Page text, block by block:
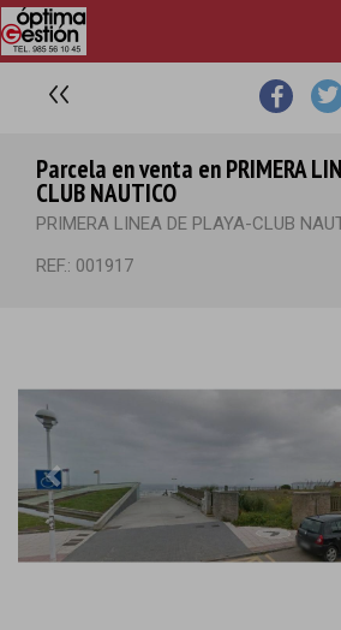
Parcela en venta en PRIMERA
CLUB NAUTICO
PRIMERA LINEA DE PLAYA-CLUB
REF.: 001917